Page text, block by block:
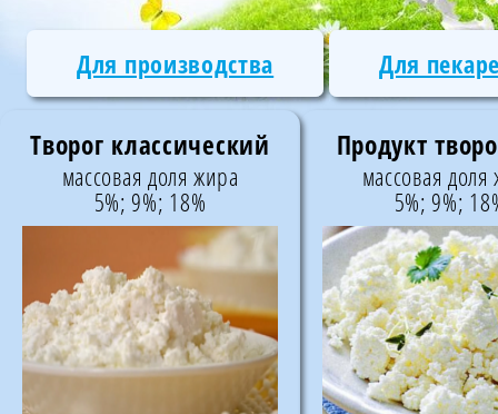
Для производства Для
Творог классический
массовая доля жира
5%; 9%; 18%
Продукт
массовая
5%; 9%;